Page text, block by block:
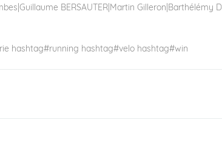
Guillaume BERSAUTER Martin Gilleron Barthélémy
hashtag#running hashtag#velo hashtag#win